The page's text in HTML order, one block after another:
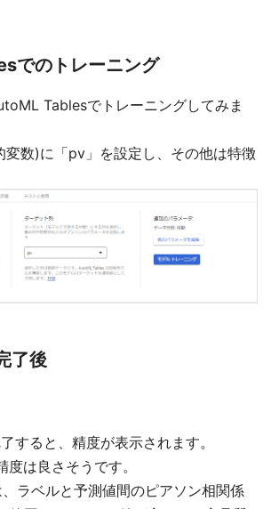
でのトレーニング
Tablesでトレーニングしてみま
変数)に「pv」を設定し、その他は特徴
了後
すると、精度が表示されます。
は良さそうです。
ラベルと予測値間のピアソン相関係